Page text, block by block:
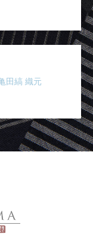
田縞 織元